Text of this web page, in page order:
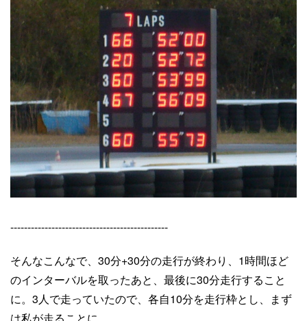
----------------------------------------------
そんなこんなで、30分+30分の走行が終わり、1時間ほど
のインターバルを取ったあと、最後に30分走行すること
に。3人で走っていたので、各自10分を走行枠とし、まず